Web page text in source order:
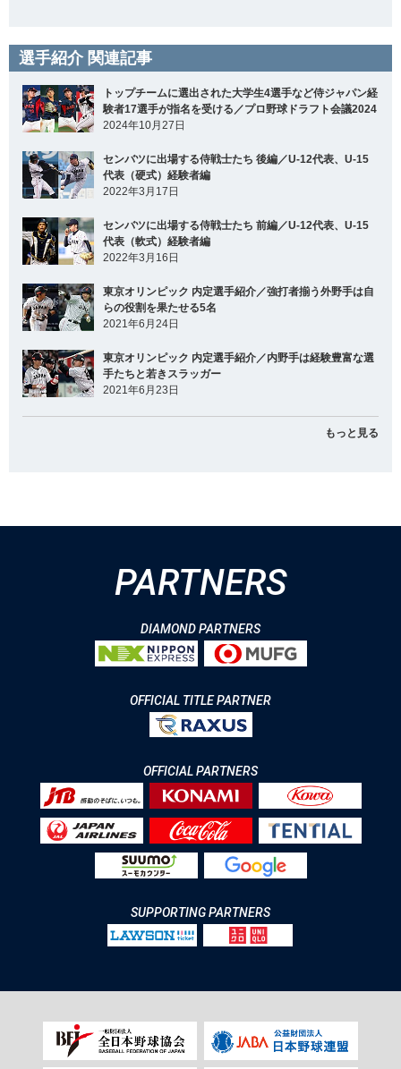
選手紹介 関連記事
トップチームに選出された大学生4選手など侍ジャパン経
験者17選手が指名を受ける／プロ野球ドラフト会議2024
2024年10月27日
センバツに出場する侍戦士たち 後編／U-12代表、U-15
代表（硬式）経験者編
2022年3月17日
センバツに出場する侍戦士たち 前編／U-12代表、U-15
代表（軟式）経験者編
2022年3月16日
東京オリンピック 内定選手紹介／強打者揃う外野手は自
らの役割を果たせる5名
2021年6月24日
東京オリンピック 内定選手紹介／内野手は経験豊富な選
手たちと若きスラッガー
2021年6月23日
もっと見る
PARTNERS
DIAMOND PARTNERS
OFFICIAL TITLE PARTNER
OFFICIAL PARTNERS
SUPPORTING PARTNERS